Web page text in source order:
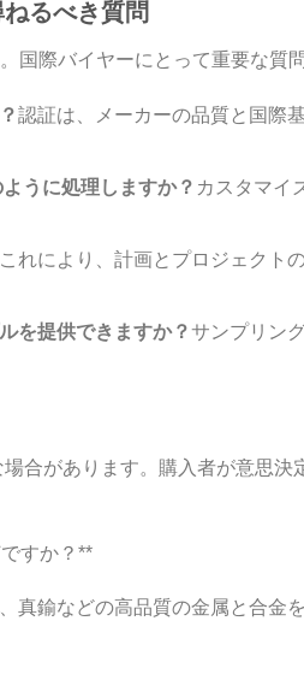
るべき質問
際バイヤーにとって重要な質
認証は、メーカーの品質と国際
うに処理しますか？ カスタマイ
これにより、計画とプロジェクト
を提供できますか？サンプリン
合があります。購入者が意思決
すか？**
真鍮などの高品質の金属と合金